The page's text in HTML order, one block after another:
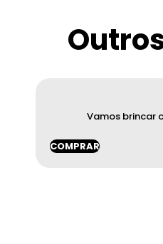
Vamos brincar
COMPRAR